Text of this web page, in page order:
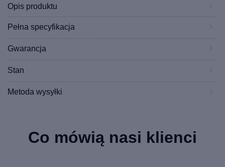
Opis produktu
Pełna specyfikacja
Gwarancja
Stan
Metoda wysyłki
Co mówią nasi klienci